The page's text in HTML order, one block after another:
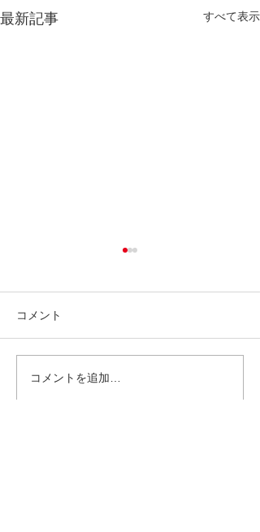
最新記事 すべて表示
東武百貨店 池袋店 POP
コメント
コメントを追加…